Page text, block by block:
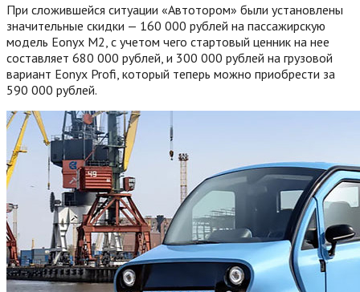
При сложившейся ситуации «Автотором» были установлены
значительные скидки — 160 000 рублей на пассажирскую
модель Eonyx M2, с учетом чего стартовый ценник на нее
составляет 680 000 рублей, и 300 000 рублей на грузовой
вариант Eonyx Profi, который теперь можно приобрести за
590 000 рублей.